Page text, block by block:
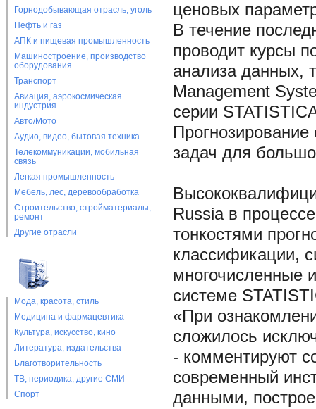
Горнодобывающая отрасль, уголь
Нефть и газ
АПК и пищевая промышленность
Машиностроение, производство
оборудования
Транспорт
Авиация, аэрокосмическая
индустрия
Авто/Мото
Аудио, видео, бытовая техника
Телекоммуникации, мобильная
связь
Легкая промышленность
Мебель, лес, деревообработка
Строительство, стройматериалы,
ремонт
Другие отрасли
Мода, красота, стиль
Медицина и фармацевтика
Культура, искусство, кино
Литература, издательства
Благотворительность
ТВ, периодика, другие СМИ
Спорт
ценовых
В течение
проводит курсы
анализа данных,
Management
серии
задач для
Russia в
тонкостями
классификации,
многочисленные
системе
«При
сложилось
- комментируют
современный
данными,